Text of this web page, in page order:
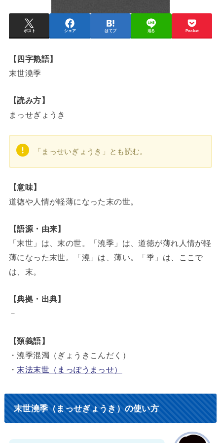
ポスト シェア はてブ 送る Pocket
【四字熟語】
末世澆季
【読み方】
まっせぎょうき
「まっせいぎょうき」とも読む。
【意味】
道徳や人情が軽薄になった末の世。
【語源・由来】
「末世」は、末の世。「澆季」は、道徳が薄れ人情が軽
薄になった末世。「澆」は、薄い。「季」は、ここで
は、末。
【典拠・出典】
－
【類義語】
・澆季混濁（ぎょうきこんだく）
・ 末法末世（まっぽうまっせ）
末世澆季（まっせぎょうき）の使い方